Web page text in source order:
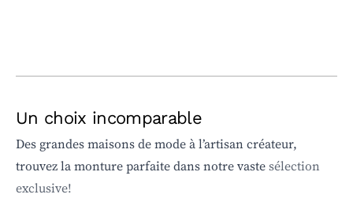
Un choix incomparable
Des grandes maisons de mode à l’artisan créateur,
trouvez la monture parfaite dans notre vastesélection
exclusive!